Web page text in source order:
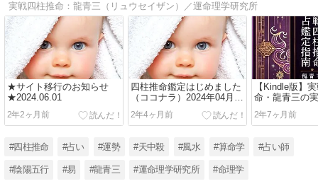
実戦四柱推命：龍青三（リュウセイザン）／運命理学研究所
★サイト移行のお知らせ
★2024.06.01
2年2ヶ月前
四柱推命鑑定はじめました
（ココナラ）2024年04月29
日(月)
2年4ヶ月前
【Kindle版】
命・龍青三の
理屈は外れる
2年7ヶ月前
#四柱推命 #占い #運勢 #天中殺 #風水 #算命学 #占い師
#陰陽五行 #易 #龍青三 #運命理学研究所 #命理学